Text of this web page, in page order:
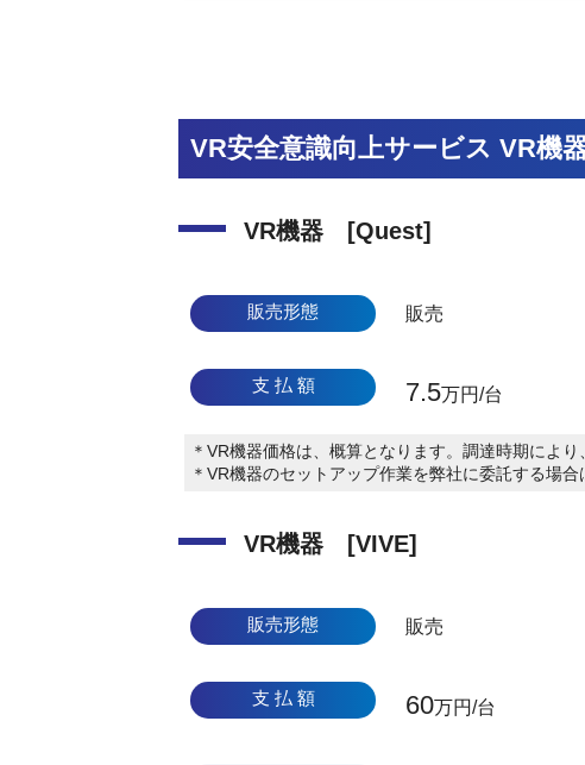
VR安全意識向上サービス VR機
VR機器 [Quest]
販売形態 販売
支 払 額 7.5万円/台
＊VR機器価格は、概算となります。調達時期によ
＊VR機器のセットアップ作業を弊社に委託する場合
VR機器 [VIVE]
販売形態 販売
支 払 額 60万円/台